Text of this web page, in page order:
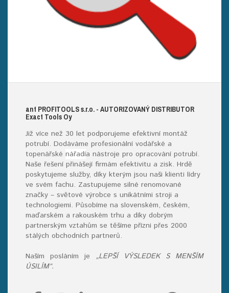
ant PROFITOOLSs.r.o. - AUTORIZOVANÝ DISTRIBUTOR
Exact Tools Oy
Již více než 30 let podporujeme efektivní montáž
potrubí. Dodáváme profesionální vodářské a
topenářské nářadía nástroje pro opracování potrubí.
Naše řešení přinášejí firmám efektivitu a zisk. Hrdě
poskytujeme služby, díky kterým jsou naši klienti lídry
ve svém fachu. Zastupujeme silné renomované
značky – světové výrobce s unikátními stroji a
technologiemi. Působíme na slovenském, českém,
maďarském a rakouském trhu a díky dobrým
partnerským vztahům se těšíme přízni přes 2000
stálých obchodních partnerů.
Naším posláním je „LEPŠÍ VÝSLEDEK S MENŠÍM
ÚSILÍM“.